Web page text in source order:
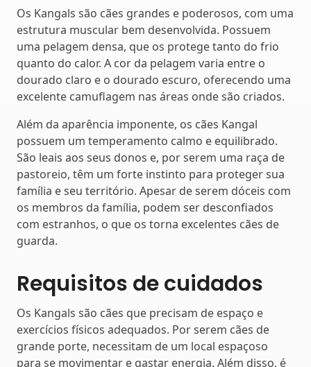
Os Kangals são cães grandes e poderosos, com uma
estrutura muscular bem desenvolvida. Possuem
uma pelagem densa, que os protege tanto do frio
quanto do calor. A cor da pelagem varia entre o
dourado claro e o dourado escuro, oferecendo uma
excelente camuflagem nas áreas onde são criados.
Além da aparência imponente, os cães Kangal
possuem um temperamento calmo e equilibrado.
São leais aos seus donos e, por serem uma raça de
pastoreio, têm um forte instinto para proteger sua
família e seu território. Apesar de serem dóceis com
os membros da família, podem ser desconfiados
com estranhos, o que os torna excelentes cães de
guarda.
Requisitos de cuidados
Os Kangals são cães que precisam de espaço e
exercícios físicos adequados. Por serem cães de
grande porte, necessitam de um local espaçoso
para se movimentar e gastar energia. Além disso, é